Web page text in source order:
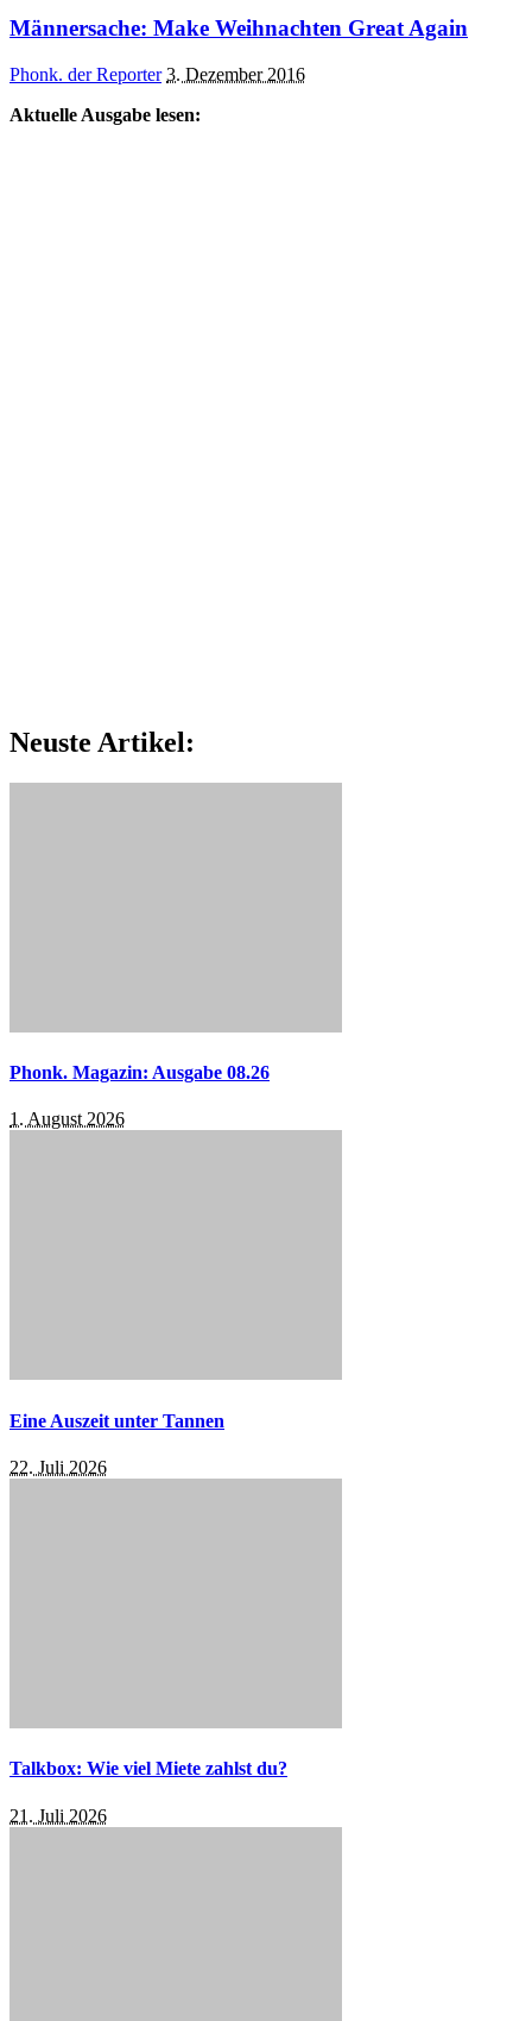
Männersache: Make Weihnachten Great Again
Posted
Phonk. der Reporter 3. Dezember 2016
Aktuelle Ausgabe lesen:
Neuste Artikel:
Phonk. Magazin: Ausgabe 08.26
1. August 2026
Eine Auszeit unter Tannen
22. Juli 2026
Talkbox: Wie viel Miete zahlst du?
21. Juli 2026